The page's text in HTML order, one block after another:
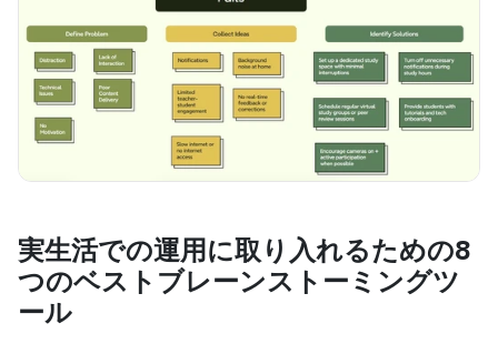
実生活での運用に取り入れるための8
つのベストブレーンストーミングツ
ール